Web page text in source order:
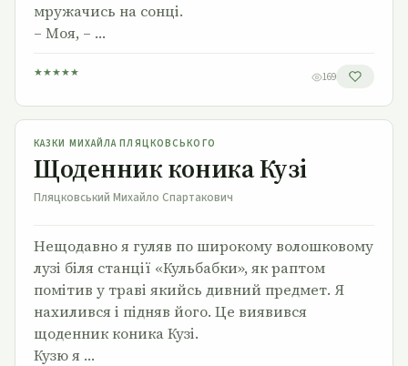
мружачись на сонці.
– Моя, – …
★★★★★ 169
Щоденник коника Кузі
КАЗКИ МИХАЙЛА ПЛЯЦКОВСЬКОГО
Щоденник коника Кузі
Пляцковський Михайло Спартакович
Нещодавно я гуляв по широкому волошковому
лузі біля станції «Кульбабки», як раптом
помітив у траві якийсь дивний предмет. Я
нахилився і підняв його. Це виявився
щоденник коника Кузі.
Кузю я …